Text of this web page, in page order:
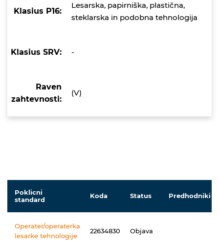
Klasius P16:
Lesarska, papirniška, plastična,
steklarska in podobna tehnologija
Klasius SRV: -
Raven
zahtevnosti:
(V)
Poklicni
standard
Koda Status Predhodniki
Operater/operaterka
lesarke tehnologije
22634830 Objava